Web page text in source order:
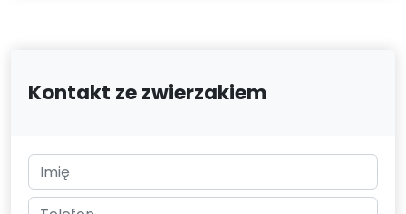
Kontakt ze zwierzakiem